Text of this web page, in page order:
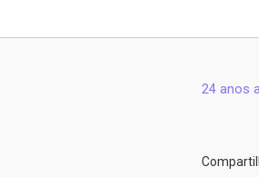
24 anos